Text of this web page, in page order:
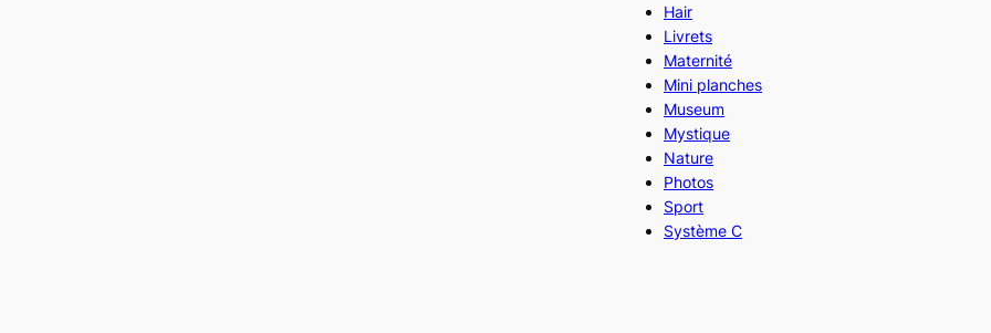
Hair
Livrets
Maternité
Mini planches
Museum
Mystique
Nature
Photos
Sport
Système C